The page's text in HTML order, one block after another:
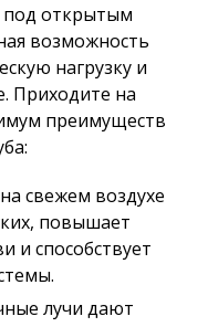
под открытым
возможность
нагрузку и
Приходите на
преимуществ
свежем воздухе
повышает
и способствует
лучи дают